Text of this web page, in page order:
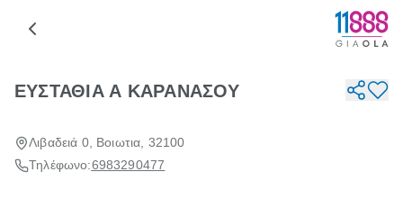
ΕΥΣΤΑΘΙΑ Α ΚΑΡΑΝΑΣΟΥ
Λιβαδειά 0, Βοιωτια, 32100
Τηλέφωνο:6983290477